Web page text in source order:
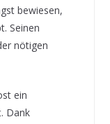
bewiesen,
Seinen
nötigen
ein
Dank